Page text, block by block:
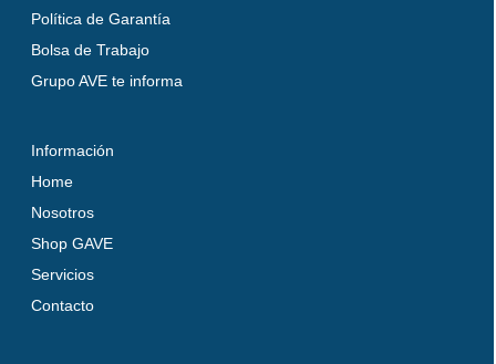
Política de Garantía
Bolsa de Trabajo
Grupo AVE te informa
Información
Home
Nosotros
Shop GAVE
Servicios
Contacto